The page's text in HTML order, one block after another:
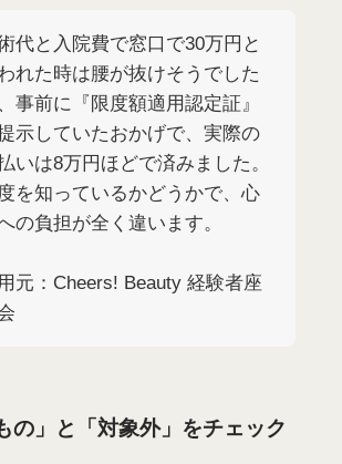
代と入院費で窓口で30万円と
れた時は腰が抜けそうでした
事前に『限度額適用認定証』
示していたおかげで、実際の
いは8万円ほどで済みました。
を知っているかどうかで、心
の負担が全く違います。
元：Cheers! Beauty 経験者座
の」と「対象外」をチェック